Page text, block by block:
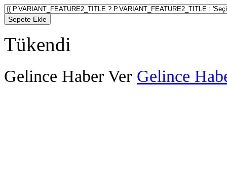
Sepete Ekle
Tükendi
Gelince Haber Ver Gelince